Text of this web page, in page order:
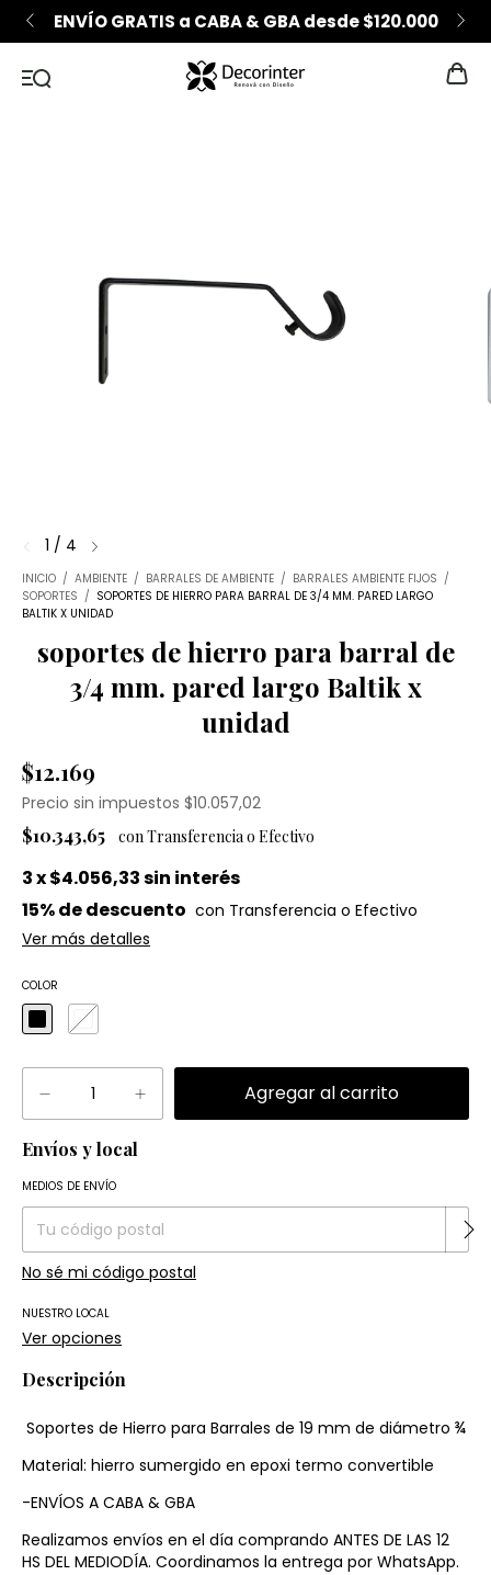
ENVÍO GRATIS a CABA & GBA desde $120.000
1 / 4
INICIO / AMBIENTE / BARRALES DE AMBIENTE / BARRALES AMBIENTE FIJOS /
SOPORTES / SOPORTES DE HIERRO PARA BARRAL DE 3/4 MM. PARED LARGO
BALTIK X UNIDAD
soportes de hierro para barral de
3/4 mm. pared largo Baltik x
unidad
$12.169
Precio sin impuestos $10.057,02
$10.343,65
3x$4.056,33sin interés
15% de descuento
Ver más detalles
COLOR
Envíos y local
Entregas para el CP:
MEDIOS DE ENVÍO
No sé mi código postal
NUESTRO LOCAL
Ver opciones
Descripción
Soportes de Hierro para Barrales de 19 mm de diámetro ¾
Material: hierro sumergido en epoxi termo convertible
-ENVÍOS A CABA & GBA
Realizamos envíos en el día comprando ANTES DE LAS 12
HS DEL MEDIODÍA. Coordinamos la entrega por WhatsApp.